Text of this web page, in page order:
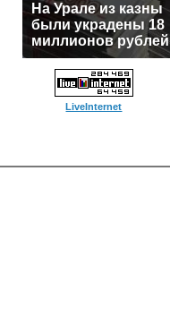
На Урале из казны
были украдены 18
миллионов рублей
LiveInternet